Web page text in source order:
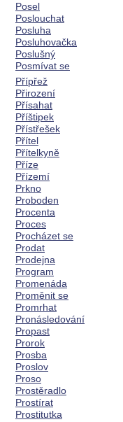
Posel
Poslouchat
Posluha
Posluhovačka
Poslušný
Posmívat se
Přípřež
Přirození
Přísahat
Příštipek
Přístřešek
Přítel
Přítelkyně
Příze
Přízemí
Prkno
Proboden
Procenta
Proces
Procházet se
Prodat
Prodejna
Program
Promenáda
Proměnit se
Promrhat
Pronásledování
Propast
Prorok
Prosba
Proslov
Proso
Prostěradlo
Prostírat
Prostitutka